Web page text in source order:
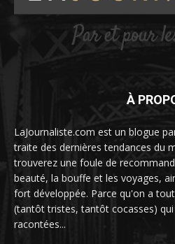
À
LaJournaliste.com est un blogue
traite des dernières tendances du
trouverez une foule de
beauté, la bouffe et les voyages,
fort développée. Parce qu'on a
(tantôt tristes, tantôt cocasses)
racontées...